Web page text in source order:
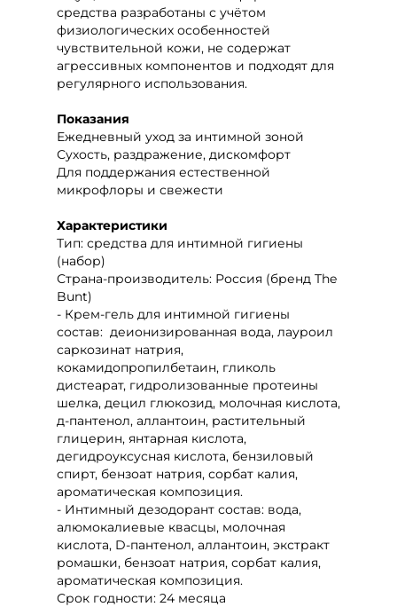
средства разработаны с учётом
физиологических особенностей
чувствительной кожи, не содержат
агрессивных компонентов и подходят для
регулярного использования.
Показания
Ежедневный уход за интимной зоной
Сухость, раздражение, дискомфорт
Для поддержания естественной
микрофлоры и свежести
Характеристики
Тип: средства для интимной гигиены
(набор)
Страна-производитель: Россия (бренд The
Bunt)
- Крем-гель для интимной гигиены
состав: деионизированная вода, лауроил
саркозинат натрия,
кокамидопропилбетаин, гликоль
дистеарат, гидролизованные протеины
шелка, децил глюкозид, молочная кислота,
д-пантенол, аллантоин, растительный
глицерин, янтарная кислота,
дегидроуксусная кислота, бензиловый
спирт, бензоат натрия, сорбат калия,
ароматическая композиция.
- Интимный дезодорант состав: вода,
алюмокалиевые квасцы, молочная
кислота, D-пантенол, аллантоин, экстракт
ромашки, бензоат натрия, сорбат калия,
ароматическая композиция.
Срок годности: 24 месяца